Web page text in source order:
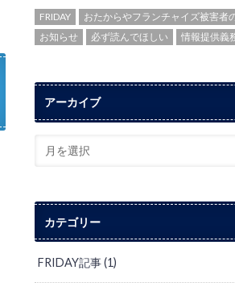
FRIDAY
おたからやフランチャイズ被害者
お知らせ
必ず読んでほしい 情報提供義
アーカイブ
カテゴリー
FRIDAY記事(1)